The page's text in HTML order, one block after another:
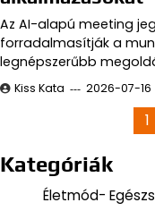
Az AI-alapú meeting
forradalmasítják a
legnépszerűbb
Kiss Kata 2026-07-16
lapozása
1
Kategóriák
Életmód-